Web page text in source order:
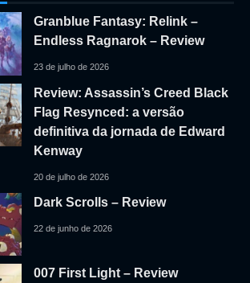
Granblue Fantasy: Relink –
Endless Ragnarok – Review
23 de julho de 2026
Review: Assassin’s Creed Black
Flag Resynced: a versão
definitiva da jornada de Edward
Kenway
20 de julho de 2026
Dark Scrolls – Review
22 de junho de 2026
007 First Light – Review